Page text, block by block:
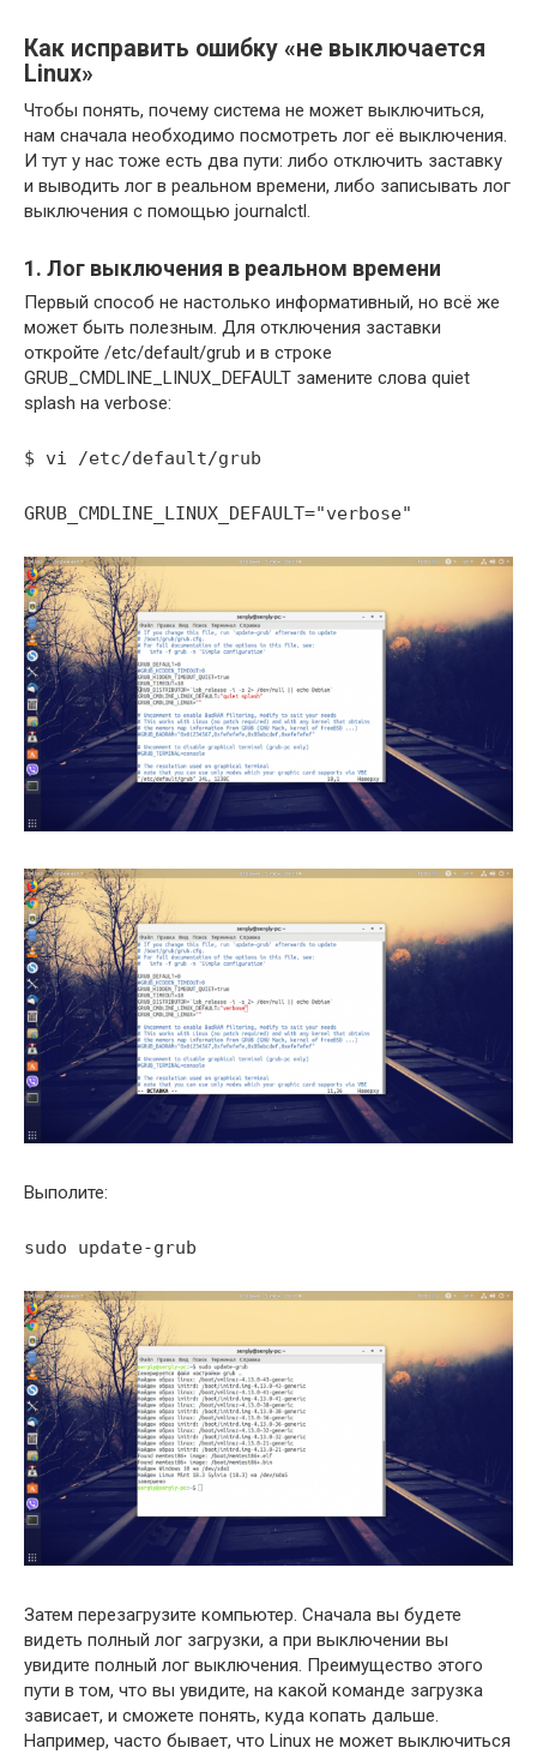
Как исправить ошибку «не выключается
Linux»
Чтобы понять, почему система не может выключиться,
нам сначала необходимо посмотреть лог её выключения.
И тут у нас тоже есть два пути: либо отключить заставку
и выводить лог в реальном времени, либо записывать лог
выключения с помощью journalctl.
1. Лог выключения в реальном времени
Первый способ не настолько информативный, но всё же
может быть полезным. Для отключения заставки
откройте /etc/default/grub и в строке
GRUB_CMDLINE_LINUX_DEFAULT замените слова quiet
splash на verbose:
$ vi /etc/default/grub
GRUB_CMDLINE_LINUX_DEFAULT="verbose"
Выполите:
sudo update-grub
Затем перезагрузите компьютер. Сначала вы будете
видеть полный лог загрузки, а при выключении вы
увидите полный лог выключения. Преимущество этого
пути в том, что вы увидите, на какой команде загрузка
зависает, и сможете понять, куда копать дальше.
Например, часто бывает, что Linux не может выключиться